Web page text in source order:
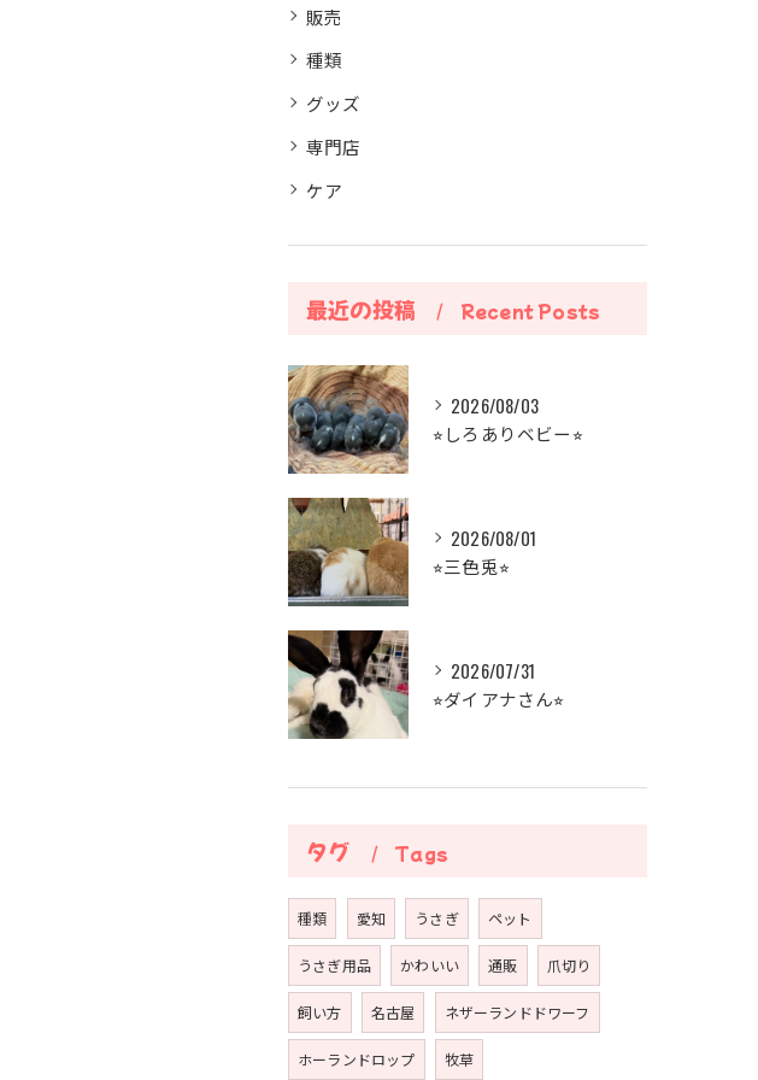
販売
種類
グッズ
専門店
ケア
最近の投稿 Recent Posts
2026/08/03
⭐︎しろありベビー⭐︎
2026/08/01
⭐︎三色兎⭐︎
2026/07/31
⭐︎ダイアナさん⭐︎
タグ Tags
種類 愛知 うさぎ ペット
うさぎ用品 かわいい 通販 爪切り
飼い方 名古屋 ネザーランドドワーフ
ホーランドロップ 牧草